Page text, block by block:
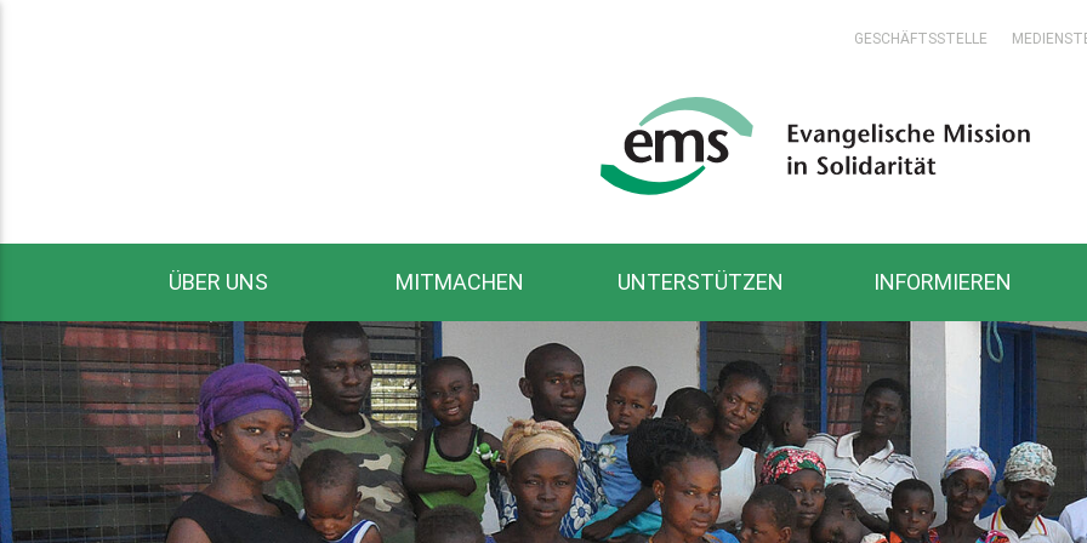
GESCHÄFTSSTELLE
ÜBER UNS MITMACHEN UNTERSTÜTZEN INFORMIEREN